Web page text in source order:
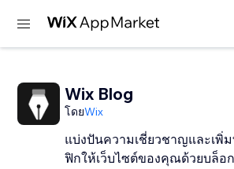
Wix Blog
โดยWix
แบ่งปันความเชี่ยวชาญและเพิ่
ฟิกให้เว็บไซต์ของคุณด้วยบล็อก